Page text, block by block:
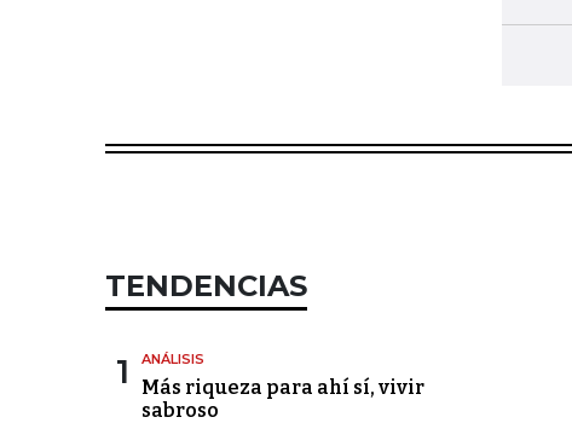
TENDENCIAS
1 ANÁLISIS
Más riqueza para ahí sí, vivir
sabroso